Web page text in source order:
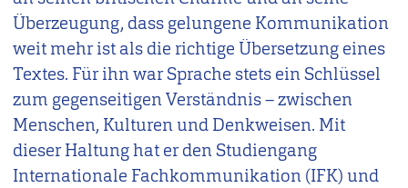
Überzeugung, dass gelungene Kommunikation
weit mehr ist als die richtige Übersetzung eines
Textes. Für ihn war Sprache stets ein Schlüssel
zum gegenseitigen Verständnis – zwischen
Menschen, Kulturen und Denkweisen. Mit
dieser Haltung hat er den Studiengang
Internationale Fachkommunikation (IFK) und